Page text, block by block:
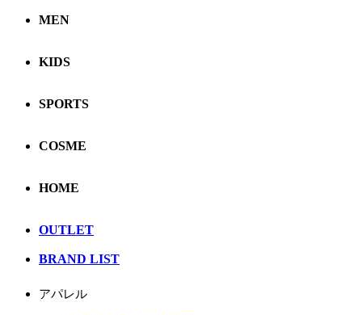
MEN
KIDS
SPORTS
COSME
HOME
OUTLET
BRAND LIST
アパレル